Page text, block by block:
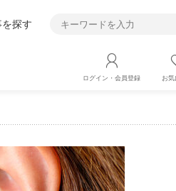
探す
ログイン・会員登録 お気